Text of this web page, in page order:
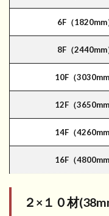
6F（1820mm
8F（2440mm
10F（3030mm
12F（3650mm
14F（4260mm
16F（4800mm
２×１０材